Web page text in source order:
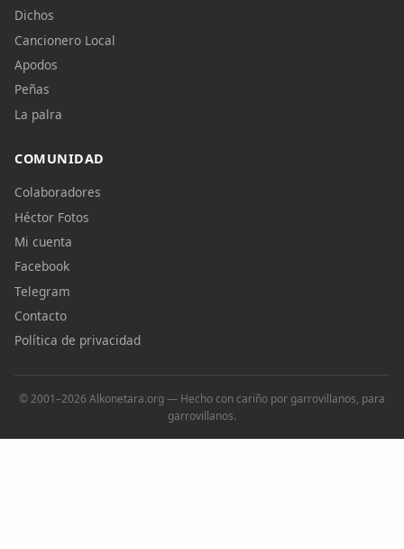
Dichos
Cancionero Local
Apodos
Peñas
La palra
COMUNIDAD
Colaboradores
Héctor Fotos
Mi cuenta
Facebook
Telegram
Contacto
Política de privacidad
© 2001–2026 Alkonetara.org — Hecho con cariño por garrovillanos, para
garrovillanos.